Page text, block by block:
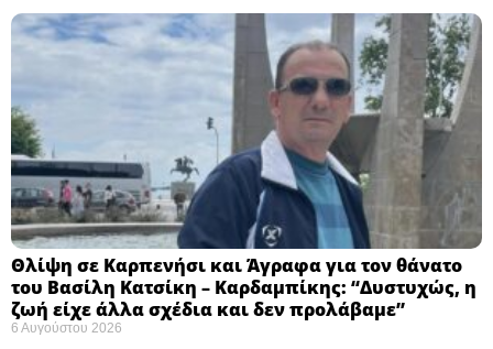
Θλίψη σε Καρπενήσι και Άγραφα για τον θάνατο
του Βασίλη Κατσίκη – Καρδαμπίκης: “Δυστυχώς, η
ζωή είχε άλλα σχέδια και δεν προλάβαμε”
6 Αυγούστου 2026